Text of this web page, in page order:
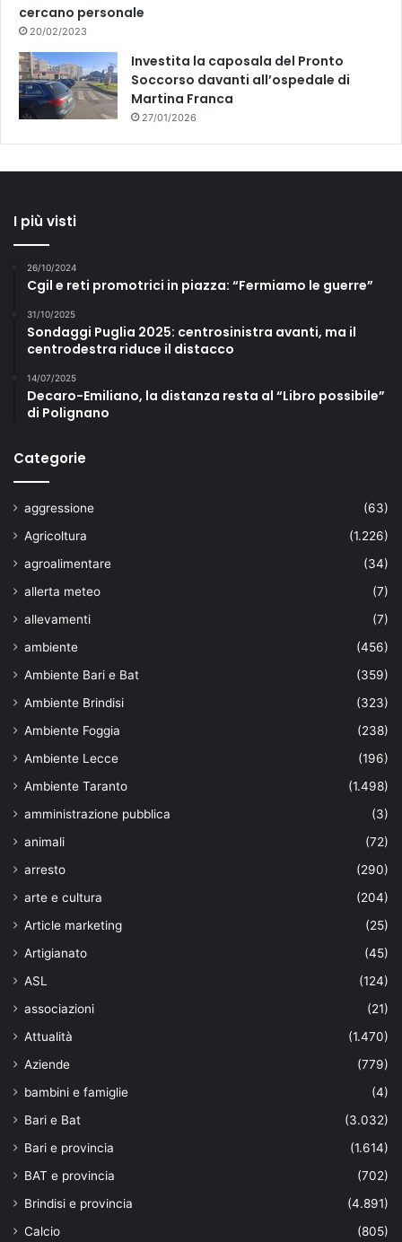
cercano personale
20/02/2023
Investita la caposala del Pronto
Soccorso davanti all’ospedale di
Martina Franca
27/01/2026
I più visti
26/10/2024
Cgil e reti promotrici in piazza: “Fermiamo le guerre”
31/10/2025
Sondaggi Puglia 2025: centrosinistra avanti, ma il
centrodestra riduce il distacco
14/07/2025
Decaro-Emiliano, la distanza resta al “Libro possibile”
di Polignano
Categorie
aggressione
(63)
Agricoltura
(1.226)
agroalimentare
(34)
allerta meteo
(7)
allevamenti
(7)
ambiente
(456)
Ambiente Bari e Bat
(359)
Ambiente Brindisi
(323)
Ambiente Foggia
(238)
Ambiente Lecce
(196)
Ambiente Taranto
(1.498)
amministrazione pubblica
(3)
animali
(72)
arresto
(290)
arte e cultura
(204)
Article marketing
(25)
Artigianato
(45)
ASL
(124)
associazioni
(21)
Attualità
(1.470)
Aziende
(779)
bambini e famiglie
(4)
Bari e Bat
(3.032)
Bari e provincia
(1.614)
BAT e provincia
(702)
Brindisi e provincia
(4.891)
Calcio
(805)